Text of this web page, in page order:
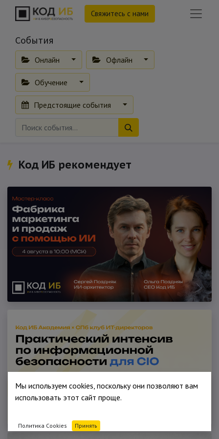
Свяжитесь с нами
События
Онлайн Офлайн
Обучение
Предстоящие события
Код ИБ рекомендует
Мы используем cookies, поскольку они позволяют вам
использовать этот сайт проще.
Политика Cookies Принять